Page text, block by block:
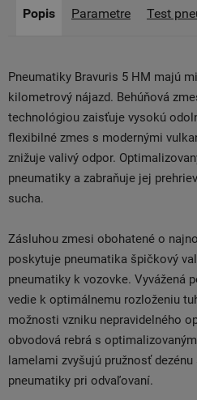
Popis Parametre Test
Pneumatiky Bravuris 5 HM majú
kilometrový nájazd. Behúňová
technológiou zaisťuje vysokú
flexibilné zmes s modernými
znižuje valivý odpor.
pneumatiky a zabraňuje jej
sucha.
Zásluhou zmesi obohatené o
poskytuje pneumatika špičkový
pneumatiky k vozovke. Vyvážená
vedie k optimálnemu rozloženiu
možnosti vzniku nepravidelného
obvodová rebrá s
lamelami zvyšujú pružnosť
pneumatiky pri odvaľovaní.